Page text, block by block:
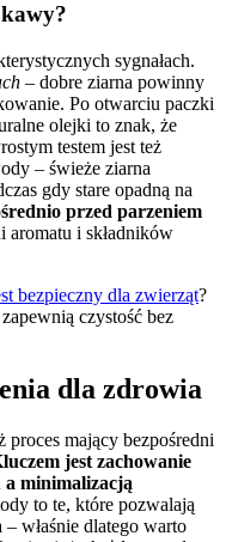
sygnałach.
– dobre ziarna powinny
Po otwarciu paczki
olejki to znak, że
testem jest też
– świeże ziarna
gdy stare opadną na
przed parzeniem
aromatu i składników
bezpieczny dla zwierząt?
czystość bez
dla zdrowia
proces mający bezpośredni
jest zachowanie
minimalizacją
to te, które pozwalają
właśnie dlatego warto